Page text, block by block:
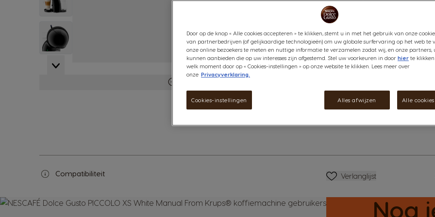
View larger image
View larger image
volledige menu van jouw
heb jij dankzij het handmatige
Indien je machine defect is
graag door naar KRUPS.
Zo kunnen we ervoor zorgen
gerepareerd.
Meer info in onze algemene
Aanvullende informatie
Compatibiliteit Verlanglijstje
Verlanglijst
Nog
Door op de knop « Alle cookies accepteren » te klikken, stemt u in met het gebruik van onze
van partnerbedrijven (of gelijkaardige technologieën) om uw globale surfervaring op het web te
onze online bezoekers te meten en nuttige informatie te verzamelen zodat wij, en onze partners,
kunnen aanbieden die op uw interesses zijn afgestemd. Stel uw voorkeuren in door hier te
welk moment door op « Cookies-instellingen » op onze website te klikken. Lees meer over
onze Privacyverklaring.
Alles afwijzen Alle
Cookies-instellingen